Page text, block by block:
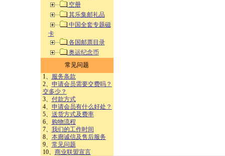
空册
其乐集邮礼品
中国全套专题磁
卡
各国邮票目录
奥运纪念币
常见问题
1、
服务条款
2、 申请会员需要交费吗？
交多少？
3、 付款方式
4、 申请会员有什么好处？
5、 送货方式及费率
6、
购物流程
7、 我们的工作时间
8、 本廊诚信及售后服务
9、 常见问题
10、 商业联盟宣言